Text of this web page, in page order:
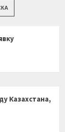
Казахстана,